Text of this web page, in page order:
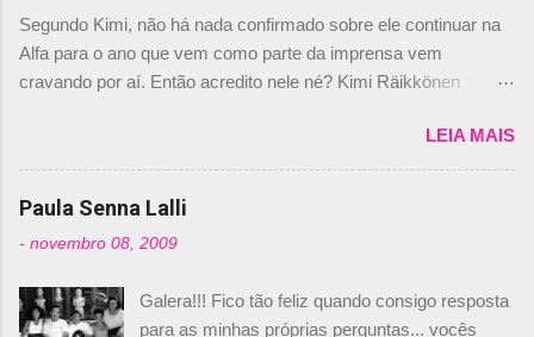
não será o companheiro de Bruno Senna em
2010. "Na verdade, nós recebemos uma oferta
de Piquet", admitiu Audetto. “Mas depois de ter
dois brasileiros”, explicou, dizendo ainda que
não tem nada contra o filho do tricampeão
Nelson Piquet. “Ele é um bom piloto, rápido e
experiente.” Audetto disse ainda que a suposta
não corresponde à realidade. “O suposto 15%
de investimento seria menor do que aquilo que
Segundo Kimi, não há nada confirmado sobre ele continuar na
Alfa para o ano que vem como parte da imprensa vem
cravando por aí. Então acredito nele né? Kimi Räikkönen
truth but I’ve never had an option in my contract so that’s
should, pretty much, tell you that it’s not true." #Kimi7 #EifelGP
#AlfaRomeoRacing pic.twitter.com/77EDVn39Ia — Kimi
Romain falando sobre o fato do Iceman estar há tantos anos na
@RGrosjean ! #EifelGP 🇩🇪 #F1
LEIA MAIS
Paula Senna Lalli
- novembro 08, 2009
Galera!!! Fico tão feliz quando consigo resposta
para as minhas próprias perguntas... vocês